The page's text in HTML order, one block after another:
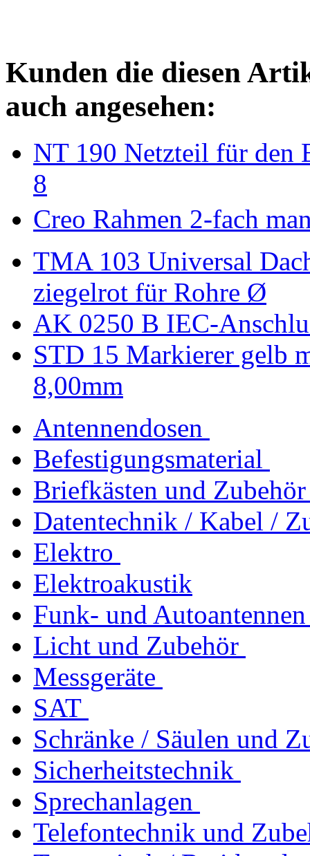
Kunden die diesen
auch angesehen:
NT 190 Netzteil für den
8
Creo Rahmen 2-fach
TMA 103 Universal
ziegelrot für Rohre Ø
AK 0250 B IEC-
STD 15 Markierer gelb
8,00mm
Antennendosen
Befestigungsmaterial
Briefkästen und Zubehör
Datentechnik / Kabel /
Elektro
Elektroakustik
Funk- und Autoantennen
Licht und Zubehör
Messgeräte
SAT
Schränke / Säulen und
Sicherheitstechnik
Sprechanlagen
Telefontechnik und